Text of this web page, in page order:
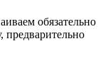
обязательно
предварительно